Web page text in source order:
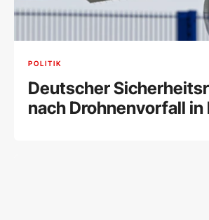
POLITIK
Deutscher
nach Drohnenvorfall in